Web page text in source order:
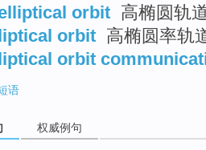
orbit 高椭圆轨
orbit 高椭圆率轨
orbit
语
权威例句